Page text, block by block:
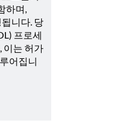
하며,
니다. 당
프로세
이는 허가
어집니